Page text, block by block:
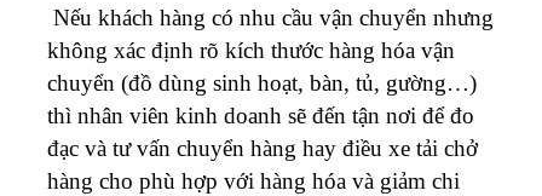
Nếu khách hàng có nhu cầu vận chuyển nhưng
không xác định rõ kích thước hàng hóa vận
chuyển (đồ dùng sinh hoạt, bàn, tủ, gường…)
thì nhân viên kinh doanh sẽ đến tận nơi để đo
đạc và tư vấn chuyển hàng hay điều xe tải chở
hàng cho phù hợp với hàng hóa và giảm chi